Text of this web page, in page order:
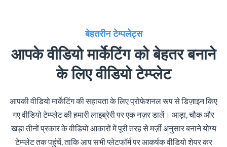
बेहतरीन टेम्पलेट्स
आपके वीडियो मार्केटिंग को बेहतर बनाने
के लिए वीडियो टेम्प्लेट
आपकी वीडियो मार्केटिंग की सहायता के लिए प्रोफेशनल रूप से डिज़ाइन किए
गए वीडियो टेम्प्लेट की हमारी लाइब्रेरी पर एक नज़र डालें। आड़ा, चौक और
खड़ा तीनों प्रकार के वीडियो आकारों में पूरी तरह से मर्ज़ी अनुसार बनाने योग्य
टेम्प्लेट तक पहुंचें, ताकि आप सभी प्लेटफॉर्म पर आकर्षक वीडियो शेयर कर